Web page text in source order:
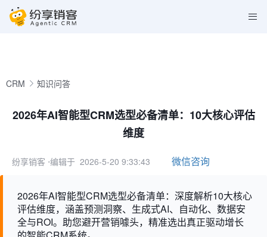
CRM 知识问答
2026年AI智能型CRM选型必备清单：10大核心评估
维度
纷享销客 ⋅编辑于 2026-5-20 9:33:43 微信咨询
2026年AI智能型CRM选型必备清单：深度解析10大核心
评估维度，涵盖预测洞察、生成式AI、自动化、数据安
全与ROI。助您避开营销噱头，精准选出真正驱动增长